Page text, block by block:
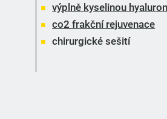
výplně kyselinou
co2 frakční rejuvenace
chirurgické sešití